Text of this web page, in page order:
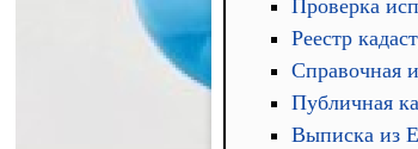
Проверка
Реестр
Справочная
Публичная
Выписка из